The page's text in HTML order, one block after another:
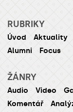
RUBRIKY
Úvod Aktuality
Alumni
Focus
ŽÁNRY
Audio Video
Komentář